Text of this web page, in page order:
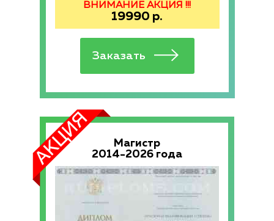
ВНИМАНИЕ АКЦИЯ !!!
19990 р.
Магистр
2014-2026 года